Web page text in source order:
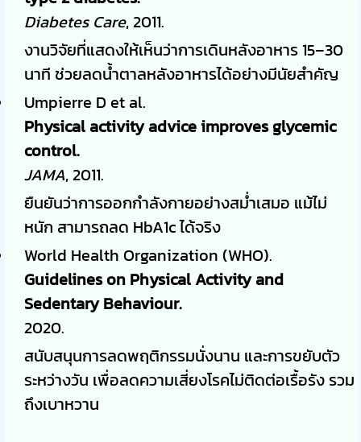
Diabetes Care, 2011.
งานวิจัยที่แสดงให้เห็นว่าการเดินหลังอาหาร 15–30
นาที ช่วยลดน้ำตาลหลังอาหารได้อย่างมีนัยสำคัญ
Umpierre D et al.
Physical activity advice improves glycemic
control.
JAMA, 2011.
ยืนยันว่าการออกกำลังกายอย่างสม่ำเสมอ แม้ไม่
หนัก สามารถลด HbA1c ได้จริง
World Health Organization (WHO).
Guidelines on Physical Activity and
Sedentary Behaviour.
2020.
สนับสนุนการลดพฤติกรรมนั่งนาน และการขยับตัว
ระหว่างวัน เพื่อลดความเสี่ยงโรคไม่ติดต่อเรื้อรัง รวม
ถึงเบาหวาน